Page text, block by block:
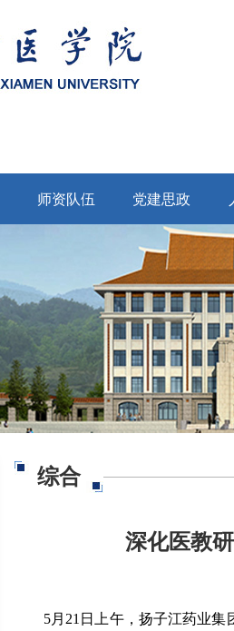
师资队伍 党建思政
综合
深化医教
5月21日上午，扬子江药业